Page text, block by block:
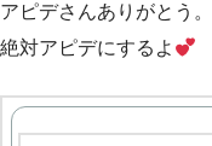
アピデさんありがとう
絶対アピデにするよ